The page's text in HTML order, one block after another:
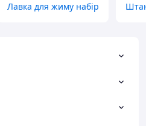
Лавка для жиму набір